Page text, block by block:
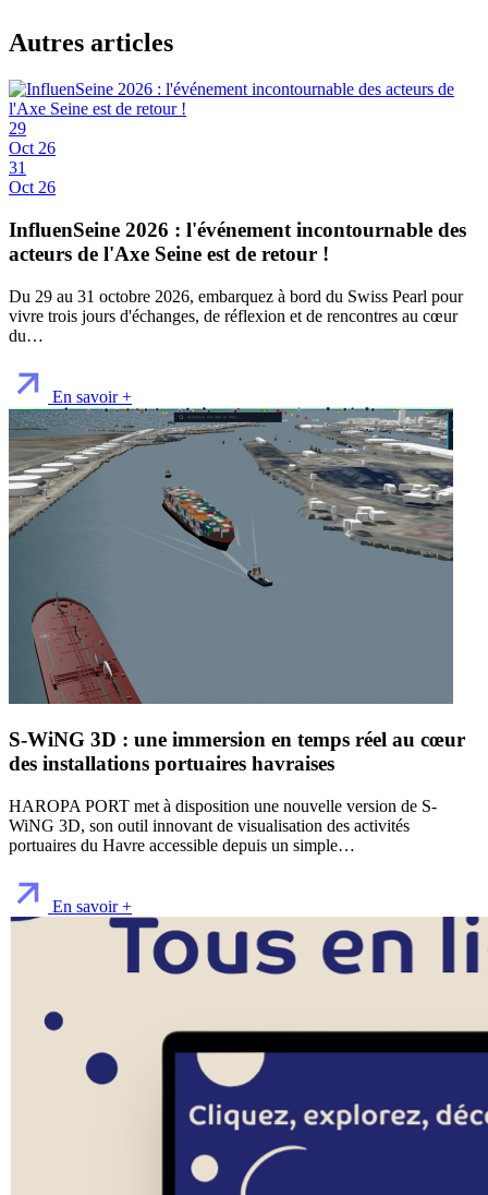
Autres articles
29
Oct 26
31
Oct 26
InfluenSeine 2026 : l'événement incontournable des
acteurs de l'Axe Seine est de retour !
Du 29 au 31 octobre 2026, embarquez à bord du Swiss Pearl pour
vivre trois jours d'échanges, de réflexion et de rencontres au cœur
du…
En savoir +
S-WiNG 3D : une immersion en temps réel au cœur
des installations portuaires havraises
HAROPA PORT met à disposition une nouvelle version de S-
WiNG 3D, son outil innovant de visualisation des activités
portuaires du Havre accessible depuis un simple…
En savoir +